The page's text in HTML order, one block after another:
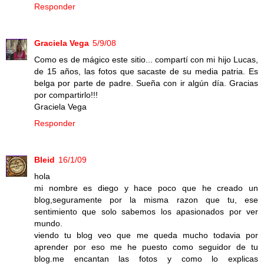
Responder
Graciela Vega 5/9/08
Como es de mágico este sitio... compartí con mi hijo Lucas,
de 15 años, las fotos que sacaste de su media patria. Es
belga por parte de padre. Sueña con ir algún día. Gracias
por compartirlo!!!
Graciela Vega
Responder
Bleid 16/1/09
hola
mi nombre es diego y hace poco que he creado un
blog,seguramente por la misma razon que tu, ese
sentimiento que solo sabemos los apasionados por ver
mundo.
viendo tu blog veo que me queda mucho todavia por
aprender por eso me he puesto como seguidor de tu
blog.me encantan las fotos y como lo explicas